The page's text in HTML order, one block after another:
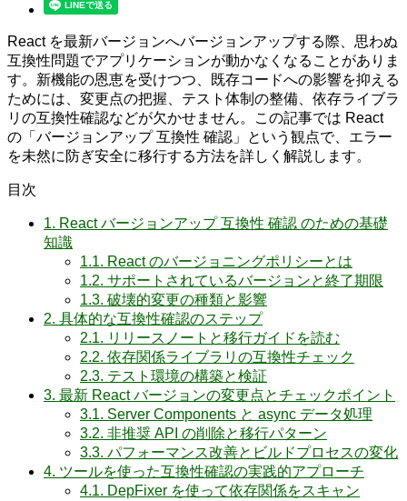
React を最新バージョンへバージョンアップする際、思わぬ
互換性問題でアプリケーションが動かなくなることがありま
す。新機能の恩恵を受けつつ、既存コードへの影響を抑える
ためには、変更点の把握、テスト体制の整備、依存ライブラ
リの互換性確認などが欠かせません。この記事では React
の「バージョンアップ 互換性 確認」という観点で、エラー
を未然に防ぎ安全に移行する方法を詳しく解説します。
目次
1. React バージョンアップ 互換性 確認 のための基礎
知識
1.1. React のバージョニングポリシーとは
1.2. サポートされているバージョンと終了期限
1.3. 破壊的変更の種類と影響
2. 具体的な互換性確認のステップ
2.1. リリースノートと移行ガイドを読む
2.2. 依存関係ライブラリの互換性チェック
2.3. テスト環境の構築と検証
3. 最新 React バージョンの変更点とチェックポイント
3.1. Server Components と async データ処理
3.2. 非推奨 API の削除と移行パターン
3.3. パフォーマンス改善とビルドプロセスの変化
4. ツールを使った互換性確認の実践的アプローチ
4.1. DepFixer を使って依存関係をスキャン